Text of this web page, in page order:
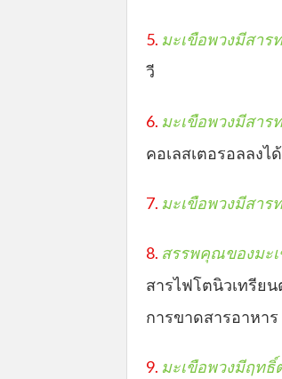
5. มะเขือพวงมีสาร
วี
6. มะเขือพวงมีสาร
คอเลสเตอรอลลงได้
7. มะเขือพวงมีสา
8. สรรพคุณของมะ
สารไฟโตนิวเทรีย
การขาดสารอาหาร
9. มะเขือพวงมีฤทธิ์